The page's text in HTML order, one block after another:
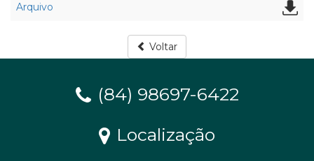
Arquivo
Voltar
(84) 98697-6422
Localização